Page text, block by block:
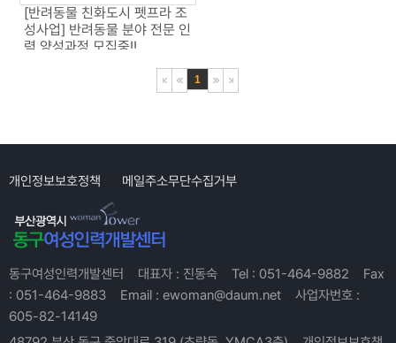
[반려동물 친화도시 펫프라 조
성사업] 반려동물 분야 전문 인
력 양성과정 모집중!!
1
개인정보보호정책 메일주소무단수집거부
동구여성인력개발센터 대표자 : 진동숙 Tel : 051-464-9882
Fax
: 051-464-9883 Email : ewoman@daum.net
사업자번호 :
605-82-14149